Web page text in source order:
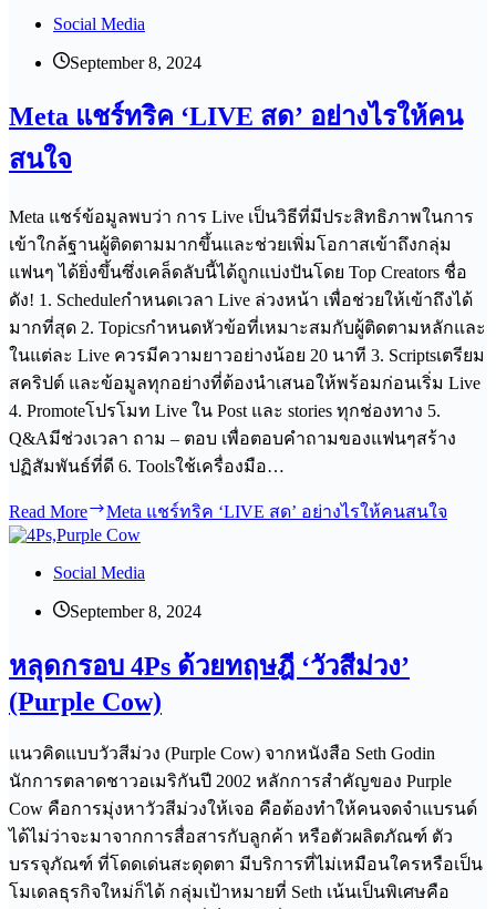
Social Media
September 8, 2024
Meta แชร์ทริค ‘LIVE สด’ อย่างไรให้คน
สนใจ
Meta แชร์ข้อมูลพบว่า การ Live เป็นวิธีที่มีประสิทธิภาพในการ
เข้าใกล้ฐานผู้ติดตามมากขึ้นและช่วยเพิ่มโอกาสเข้าถึงกลุ่ม
แฟนๆ ได้ยิ่งขึ้นซึ่งเคล็ดลับนี้ได้ถูกแบ่งปันโดย Top Creators ชื่อ
ดัง! 1️. Scheduleกำหนดเวลา Live ล่วงหน้า เพื่อช่วยให้เข้าถึงได้
มากที่สุด 2️. Topicsกำหนดหัวข้อที่เหมาะสมกับผู้ติดตามหลักและ
ในแต่ละ Live ควรมีความยาวอย่างน้อย 20 นาที 3️. Scriptsเตรียม
สคริปต์ และข้อมูลทุกอย่างที่ต้องนำเสนอให้พร้อมก่อนเริ่ม Live
4️. Promoteโปรโมท Live ใน Post และ stories ทุกช่องทาง 5️.
Q&Aมีช่วงเวลา ถาม – ตอบ เพื่อตอบคำถามของแฟนๆสร้าง
ปฏิสัมพันธ์ที่ดี 6️. Toolsใช้เครื่องมือ…
Read More Meta แชร์ทริค ‘LIVE สด’ อย่างไรให้คนสนใจ
Social Media
September 8, 2024
หลุดกรอบ 4Ps ด้วยทฤษฎี ‘วัวสีม่วง’
(Purple Cow)
แนวคิดแบบวัวสีม่วง (Purple Cow) จากหนังสือ Seth Godin
นักการตลาดชาวอเมริกันปี 2002 หลักการสำคัญของ Purple
Cow คือการมุ่งหาวัวสีม่วงให้เจอ คือต้องทำให้คนจดจำแบรนด์
ได้ไม่ว่าจะมาจากการสื่อสารกับลูกค้า หรือตัวผลิตภัณฑ์ ตัว
บรรจุภัณฑ์ ที่โดดเด่นสะดุดตา มีบริการที่ไม่เหมือนใครหรือเป็น
โมเดลธุรกิจใหม่ก็ได้ กลุ่มเป้าหมายที่ Seth เน้นเป็นพิเศษคือ